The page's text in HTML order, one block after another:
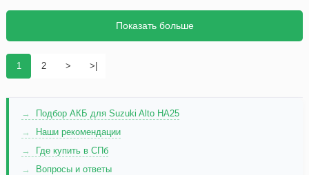
1 2 > >|
Показать больше
Подбор АКБ для Suzuki Alto HA25
Наши рекомендации
Где купить в СПб
Вопросы и ответы